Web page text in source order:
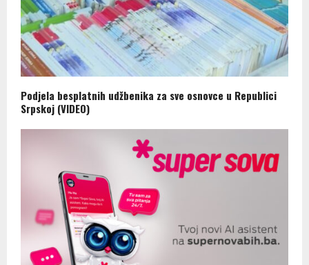
Podjela besplatnih udžbenika za sve osnovce u Republici
Srpskoj (VIDEO)